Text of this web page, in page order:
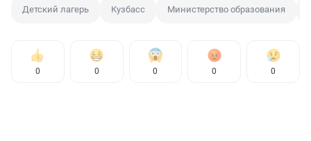
Детский лагерь Кузбасс Министерство образования
0 0 0 0 0